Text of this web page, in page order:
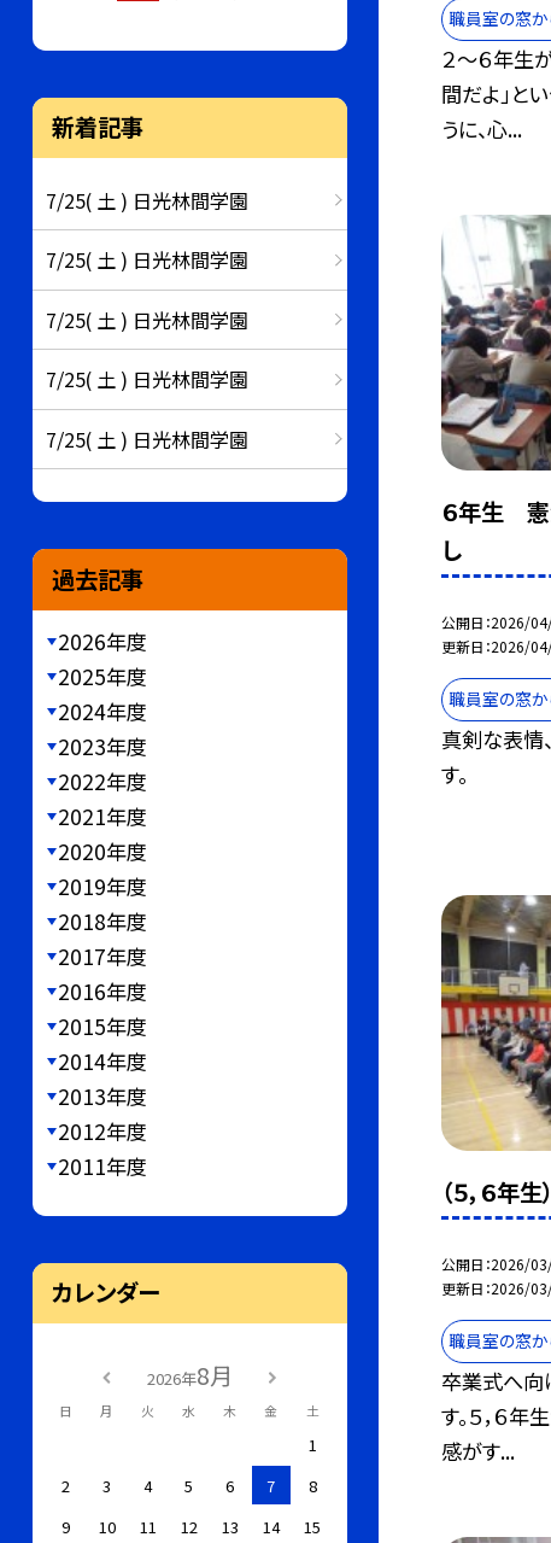
職員室の窓か
２～６年生
間だよ」と
うに、心...
６年生 憲
し
公開日 2026/
更新日 2026/
職員室の窓か
真剣な表情
す。
（５，６年
公開日 2026/
更新日 2026/
職員室の窓か
卒業式へ向
す。５，６
感がす...
新着記事
7/25( 土 ) 日光林間学園
7/25( 土 ) 日光林間学園
7/25( 土 ) 日光林間学園
7/25( 土 ) 日光林間学園
7/25( 土 ) 日光林間学園
過去記事
2026年度
2025年度
2024年度
2023年度
2022年度
2021年度
2020年度
2019年度
2018年度
2017年度
2016年度
2015年度
2014年度
2013年度
2012年度
2011年度
カレンダー
2026年8月
日 月 火 水 木 金 土
1
2
3 4 5 6 7
8
9
10 11 12 13 14
15